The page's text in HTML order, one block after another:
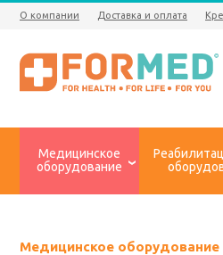
О компании Доставка и оплата
Медицинское
оборудование
Медицинское оборудование